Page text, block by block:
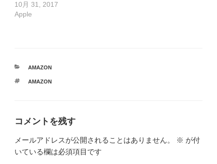
10月 31, 2017
Apple
カ
ゴ
AMAZON
タ
AMAZON
コメントを残す
メールアドレスが公開されることはありません。 ※ が付
いている欄は必須項目です